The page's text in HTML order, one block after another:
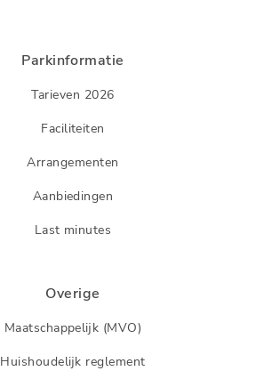
Parkinformatie
Tarieven 2026
Faciliteiten
Arrangementen
Aanbiedingen
Last minutes
Overige
Maatschappelijk (MVO)
Huishoudelijk reglement